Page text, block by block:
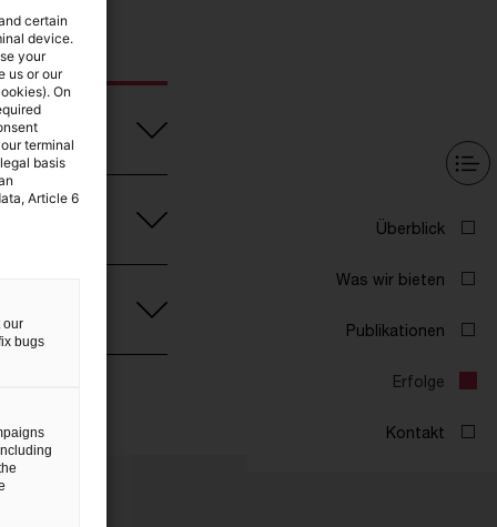
certain
device.
your
us or our
On
terminal
basis
Article 6
our
bugs